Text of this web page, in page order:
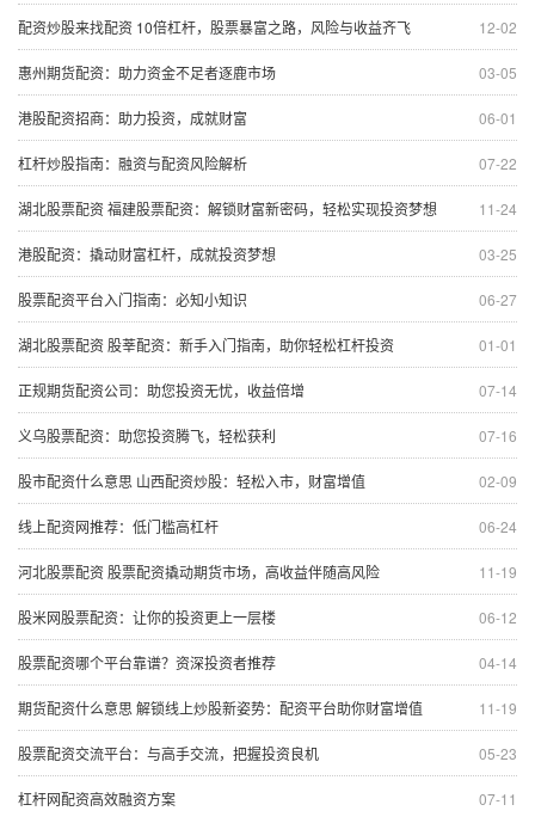
12-02
配资炒股来找配资 10倍杠杆，股票暴富之路，风险与收益齐飞
03-05
惠州期货配资：助力资金不足者逐鹿市场
06-01
港股配资招商：助力投资，成就财富
07-22
杠杆炒股指南：融资与配资风险解析
11-24
湖北股票配资 福建股票配资：解锁财富新密码，轻松实现投资梦想
03-25
港股配资：撬动财富杠杆，成就投资梦想
06-27
股票配资平台入门指南：必知小知识
01-01
湖北股票配资 股莘配资：新手入门指南，助你轻松杠杆投资
07-14
正规期货配资公司：助您投资无忧，收益倍增
07-16
义乌股票配资：助您投资腾飞，轻松获利
02-09
股市配资什么意思 山西配资炒股：轻松入市，财富增值
06-24
线上配资网推荐：低门槛高杠杆
11-19
河北股票配资 股票配资撬动期货市场，高收益伴随高风险
06-12
股米网股票配资：让你的投资更上一层楼
04-14
股票配资哪个平台靠谱？资深投资者推荐
11-19
期货配资什么意思 解锁线上炒股新姿势：配资平台助你财富增值
05-23
股票配资交流平台：与高手交流，把握投资良机
07-11
杠杆网配资高效融资方案